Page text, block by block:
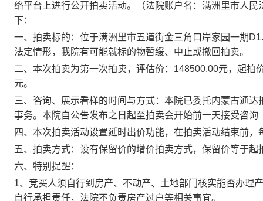
络平台上进行公开拍卖活动。（法院账户名： 满洲里市人民
下：
一、 拍卖标的： 位于满洲里市五道街金三角口岸家园一期
法定情形，我院有可能就标的物暂缓、中止或撤回拍卖。
二、 本次拍卖为第一次拍卖， 评估价： 148500.00元，起拍
元。
三、咨询、展示看样的时间与方式：本院已委托内蒙古通
事务。本院自公告发布之日起至拍卖会开始前一天接受咨
四、本次拍卖活动设置延时出价功能，在拍卖活动结束前，
五、拍卖方式：设有保留价的增价拍卖方式，保留价等于
六、特别提醒：
1、竞买人须自行到房产、不动产、土地部门核实能否办理
自行承担责任，法院不负责房产过户等相关事宜。